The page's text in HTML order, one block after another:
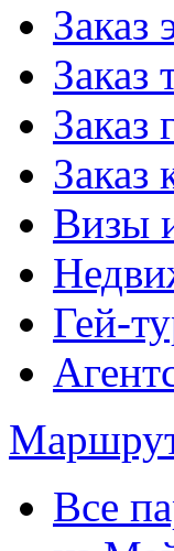
Заказ
Заказ
Заказ
Заказ
Визы
Гей-
Все